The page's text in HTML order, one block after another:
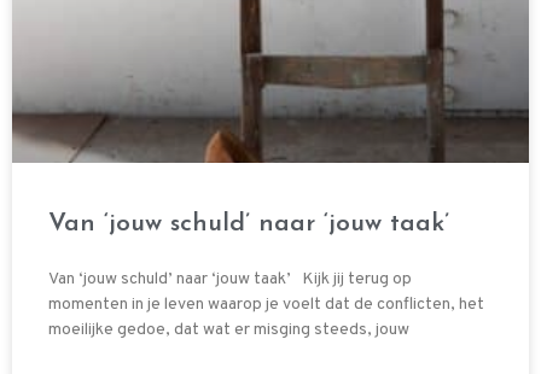
Van ‘jouw schuld’ naar ‘jouw taak’
Van ‘jouw schuld’ naar ‘jouw taak’ Kijk jij terug op
momenten in je leven waarop je voelt dat de conflicten, het
moeilijke gedoe, dat wat er misging steeds, jouw